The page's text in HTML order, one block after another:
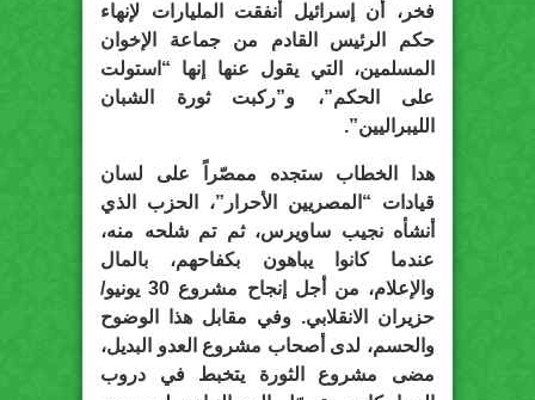
فخر، أن إسرائيل أنفقت المليارات لإنهاء
حكم الرئيس القادم من جماعة الإخوان
المسلمين، التي يقول عنها إنها “استولت
على الحكم”، و”ركبت ثورة الشبان
الليبراليين”.
هدا الخطاب ستجده ممصّراً على لسان
قيادات “المصريين الأحرار”، الحزب الذي
أنشأه نجيب ساويرس، ثم تم شلحه منه،
عندما كانوا يباهون بكفاحهم، بالمال
والإعلام، من أجل إنجاح مشروع 30 يونيو/
حزيران الانقلابي. وفي مقابل هذا الوضوح
والحسم، لدى أصحاب مشروع العدو البديل،
مضى مشروع الثورة يتخبط في دروب